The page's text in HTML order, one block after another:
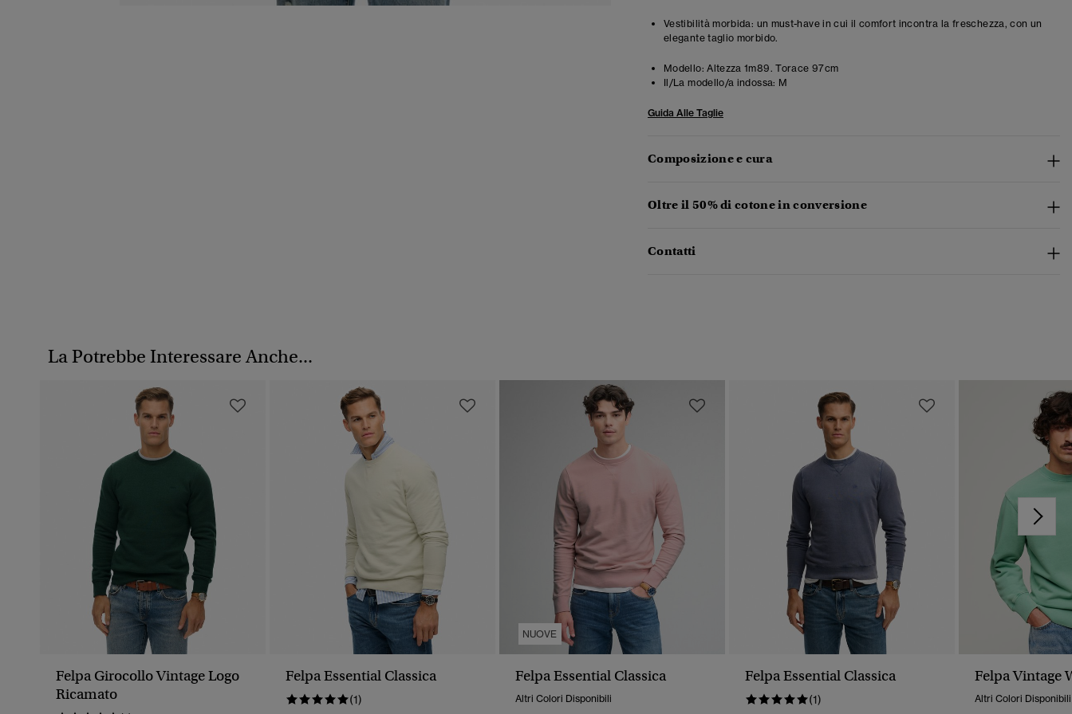
Vestibilità morbida: un must-have in cui il comfort incontra la freschezza, con un
elegante taglio morbido.
Modello: Altezza 1m89. Torace 97cm
Il/La modello/a indossa: M
Guida Alle Taglie
Composizione e cura
Oltre il 50% di cotone in conversione
Contatti
La Potrebbe Interessare Anche...
Felpa Girocollo Vintage Logo
Ricamato
Felpa Essential Classica
(1)
NUOVE
Felpa Essential Classica
Altri Colori Disponibili
Felpa Essential Classica
(1)
Felpa Vintage
Altri Colori Disponibili